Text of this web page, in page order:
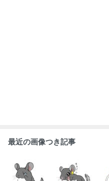
最近の画像つき記事